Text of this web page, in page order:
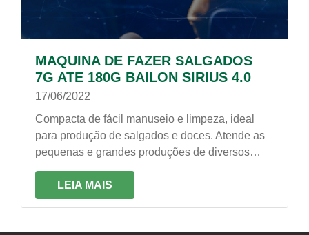
MAQUINA DE FAZER SALGADOS
7G ATE 180G BAILON SIRIUS 4.0
17/06/2022
Compacta de fácil manuseio e limpeza, ideal
para produção de salgados e doces. Atende as
pequenas e grandes produções de diversos
tipos de mercados, tais como: buffets,
lanchonetes, padarias, restaurantes, bares e
supermercados.
LEIA MAIS